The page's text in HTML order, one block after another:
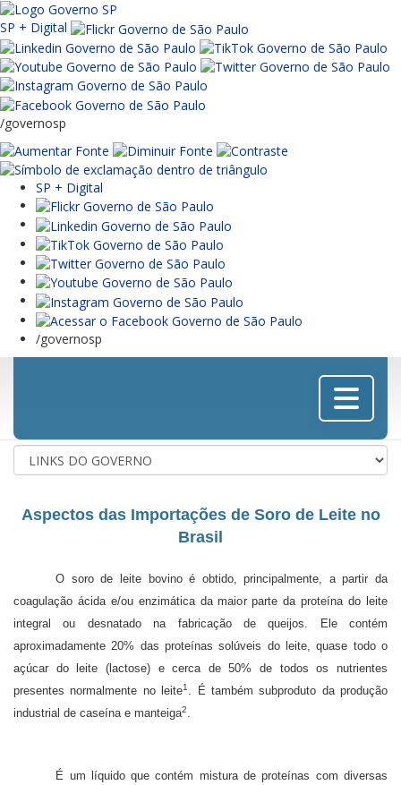
SP + Digital
/governosp
SP + Digital
/governosp
Menu
Aspectos das Importações de Soro de Leite no
Brasil
O soro de leite bovino é obtido, principalmente, a partir da
coagulação ácida e/ou enzimática da maior parte da proteína do leite
integral ou desnatado na fabricação de queijos. Ele contém
aproximadamente 20% das proteínas solúveis do leite, quase todo o
açúcar do leite (lactose) e cerca de 50% de todos os nutrientes
presentes normalmente no leite1
. É também subproduto da produção
industrial de caseína e manteiga2
É um líquido que contém mistura de proteínas com diversas